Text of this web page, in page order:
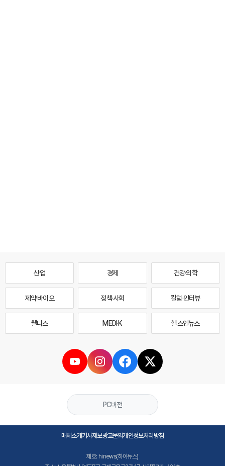
산업 경제 건강·의학
제약·바이오 정책·사회 칼럼·인터뷰
웰니스 MEDI·K 헬스인뉴스
PC버전
매체소개기사제보광고문의개인정보처리방침
제호: hinews(하이뉴스)